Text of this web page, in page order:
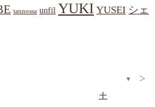
tannossa unfil YUKI YUSEI シェ
▼ >
土